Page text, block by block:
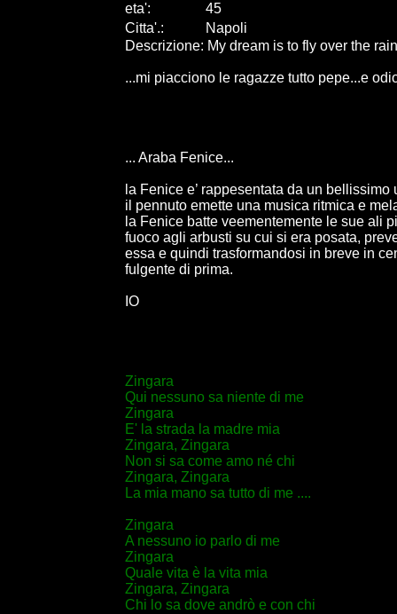
eta':
45
Citta'.:
Napoli
Descrizione: My dream is to fly over the
...mi piacciono le ragazze tutto pepe...e
... Araba Fenice...
la Fenice e’ rappesentata da un
il pennuto emette una musica ritmica e
la Fenice batte veementemente le sue ali
fuoco agli arbusti su cui si era posata,
essa e quindi trasformandosi in breve in
fulgente di prima.
IO
Zingara
Qui nessuno sa niente di me
Zingara
E' la strada la madre mia
Zingara, Zingara
Non si sa come amo né chi
Zingara, Zingara
La mia mano sa tutto di me ....
Zingara
A nessuno io parlo di me
Zingara
Quale vita è la vita mia
Zingara, Zingara
Chi lo sa dove andrò e con chi